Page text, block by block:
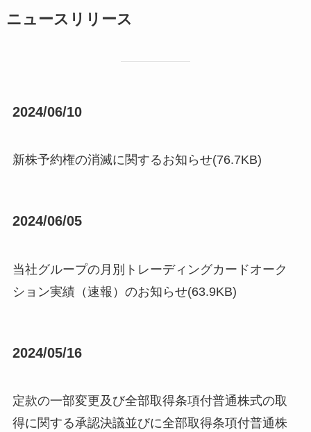
ニュースリリース
2024/06/10
新株予約権の消滅に関するお知らせ(76.7KB)
2024/06/05
当社グループの月別トレーディングカードオーク
ション実績（速報）のお知らせ(63.9KB)
2024/05/16
定款の一部変更及び全部取得条項付普通株式の取
得に関する承認決議並びに全部取得条項付普通株